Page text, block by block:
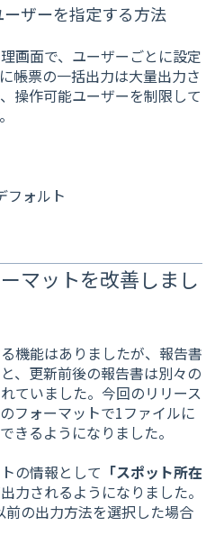
ザーを指定する方法
画面で、ユーザーごとに設定
帳票の一括出力は大量出力さ
操作可能ユーザーを制限して
ォルト
マットを改善しまし
機能はありましたが、報告書
、更新前後の報告書は別々の
ていました。今回のリリース
フォーマットで1ファイルに
きるようになりました。
の情報として 「スポット所在
力されるようになりました。
前の出力方法を選択した場合